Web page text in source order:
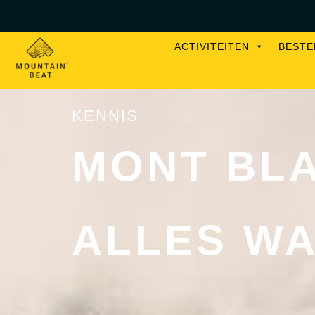
ACTIVITEITEN
KENNIS
MONT
ALLES